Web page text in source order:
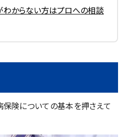
からない方はプロへの相談
険についての基本を押さえて